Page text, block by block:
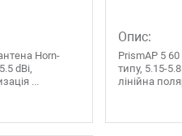
Horn-
dBi,
...
Опис:
PrismAP 5
типу, 5.15-
лінійна